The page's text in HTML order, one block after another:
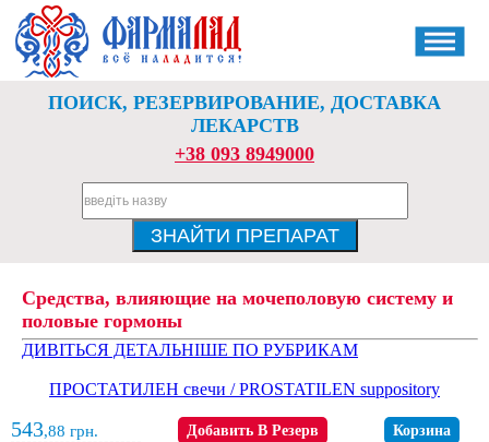
ПОИСК, РЕЗЕРВИРОВАНИЕ, ДОСТАВКА
ЛЕКАРСТВ
+38 093 8949000
Средства, влияющие на мочеполовую систему и
половые гормоны
ДИВІТЬСЯ ДЕТАЛЬНІШЕ ПО РУБРИКАМ
ПРОСТАТИЛЕН свечи / PROSTATILEN suppository
543,88 грн. Добавить В Резерв Корзина